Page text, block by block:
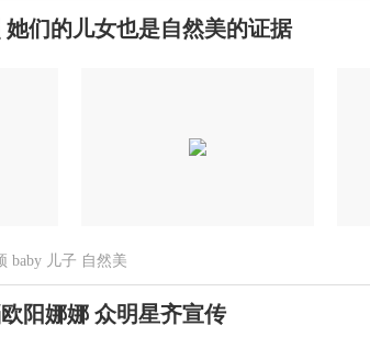
们的儿女也是自然美的证据
baby 儿子 自然美
阳娜娜 众明星齐宣传